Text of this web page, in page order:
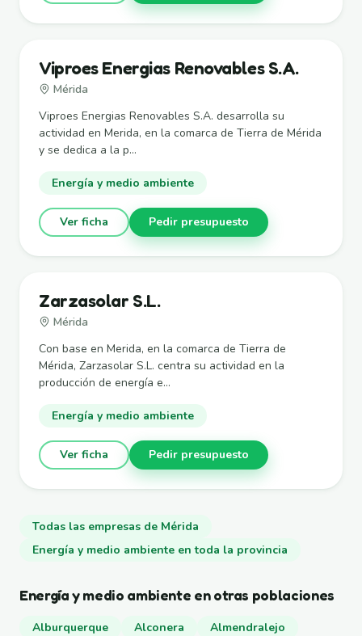
Viproes Energias Renovables S.A.
Mérida
Viproes Energias Renovables S.A. desarrolla su
actividad en Merida, en la comarca de Tierra de Mérida
y se dedica a la p...
Energía y medio ambiente
Ver ficha Pedir presupuesto
Zarzasolar S.L.
Mérida
Con base en Merida, en la comarca de Tierra de
Mérida, Zarzasolar S.L. centra su actividad en la
producción de energía e...
Energía y medio ambiente
Ver ficha Pedir presupuesto
Todas las empresas de Mérida
Energía y medio ambiente en toda la provincia
Energía y medio ambiente en otras poblaciones
Alburquerque Alconera
Almendralejo